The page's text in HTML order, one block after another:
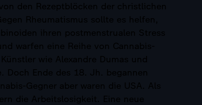
den Rezeptblöcken der christlichen
Rheumatismus sollte es helfen,
ihren postmenstrualen Stress
warfen eine Reihe von Cannabis-
wie Alexandre Dumas und
Doch Ende des 18. Jh. begannen
Gegner aber waren die USA. Als
die Arbeitslosigkeit. Eine neue